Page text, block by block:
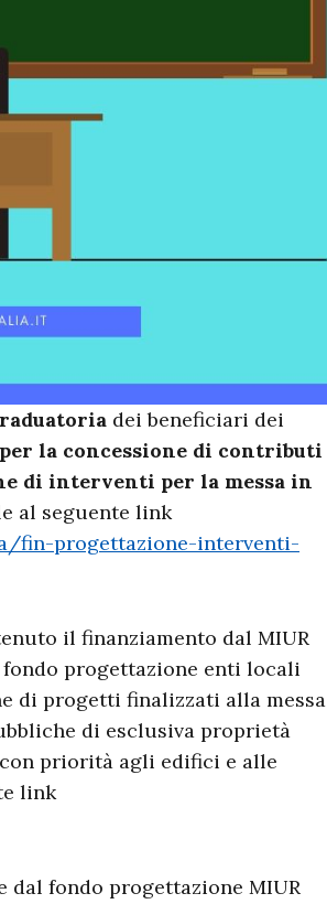
dei beneficiari dei
per la concessione di contributi
di interventi per la messa in
al seguente link
fin-progettazione-interventi-
il finanziamento dal MIUR
progettazione enti locali
di progetti finalizzati alla messa
di esclusiva proprietà
con priorità agli edifici e alle
link
dal fondo progettazione MIUR